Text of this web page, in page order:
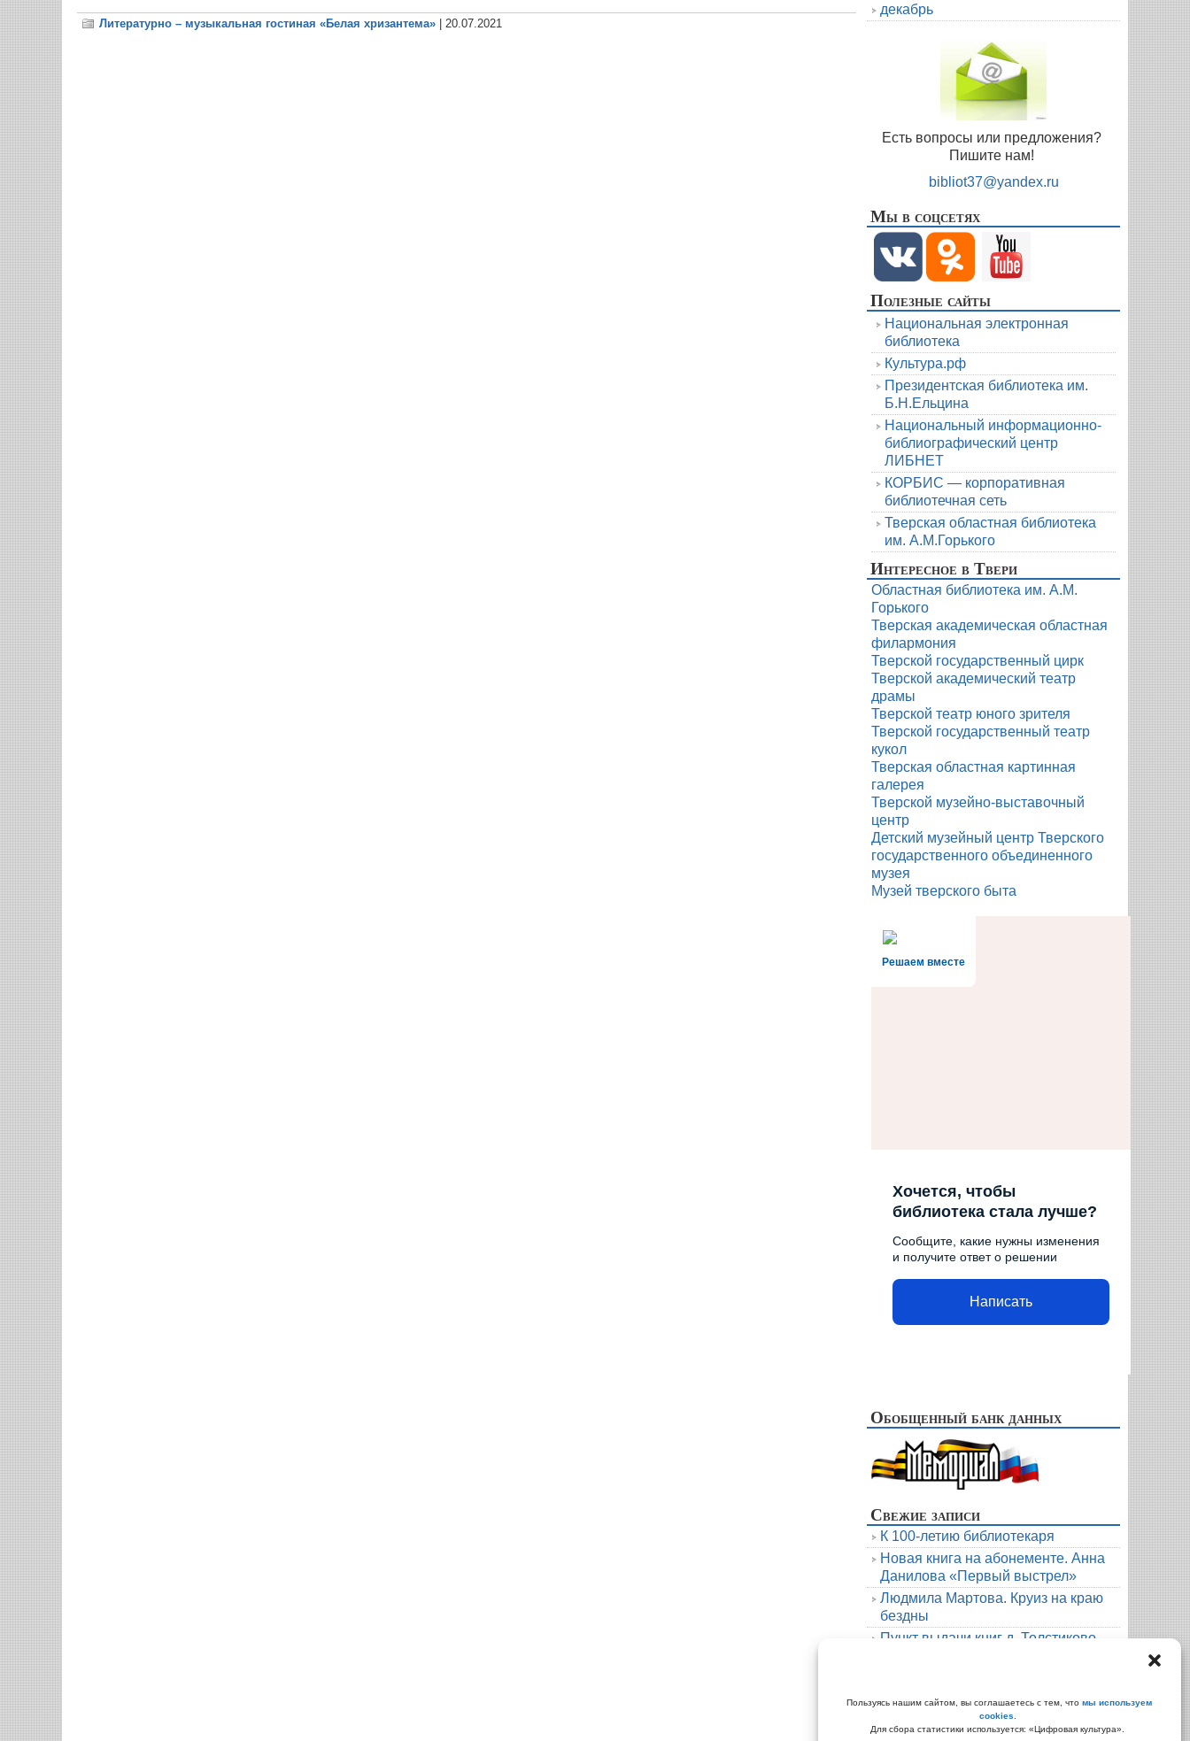
Пользуясь нашим сайтом, вы соглашаетесь с тем, что мы используем
cookies
Для сбора статистики используется: «Цифровая культура».
Литературно – музыкальная гостиная «Белая хризантема» | 20.07.2021
декабрь
Есть вопросы или предложения?
Пишите нам!
bibliot37@yandex.ru
Мы в соцсетях
Полезные сайты
Национальная электронная
библиотека
Культура.рф
Президентская библиотека им.
Б.Н.Ельцина
Национальный информационно-
библиографический центр
ЛИБНЕТ
КОРБИС — корпоративная
библиотечная сеть
Тверская областная библиотека
им. А.М.Горького
Интересное в Твери
Областная библиотека им. А.М.
Горького
Тверская академическая областная
филармония
Тверской государственный цирк
Тверской академический театр
драмы
Тверской театр юного зрителя
Тверской государственный театр
кукол
Тверская областная картинная
галерея
Тверской музейно-выставочный
центр
Детский музейный центр Тверского
государственного объединенного
музея
Музей тверского быта
Решаем вместе
Хочется, чтобы
библиотека стала лучше?
Сообщите, какие нужны изменения
и получите ответ о решении
Написать
Обобщенный банк данных
Свежие записи
К 100-летию библиотекаря
Новая книга на абонементе. Анна
Данилова «Первый выстрел»
Людмила Мартова. Круиз на краю
бездны
Пункт выдачи книг д. Толстиково.
Архивы
Архивы